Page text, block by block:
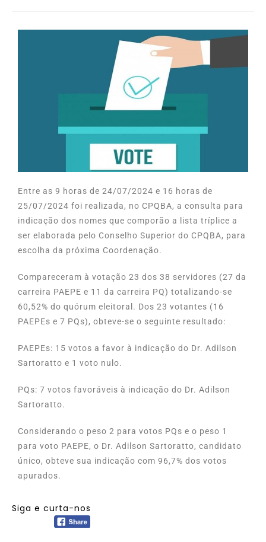
Entre as 9 horas de 24/07/2024 e 16 horas de
25/07/2024 foi realizada, no CPQBA, a consulta para
indicação dos nomes que comporão a lista tríplice a
ser elaborada pelo Conselho Superior do CPQBA, para
escolha da próxima Coordenação.
Compareceram à votação 23 dos 38 servidores (27 da
carreira PAEPE e 11 da carreira PQ) totalizando-se
60,52% do quórum eleitoral. Dos 23 votantes (16
PAEPEs e 7 PQs), obteve-se o seguinte resultado:
PAEPEs: 15 votos a favor à indicação do Dr. Adilson
Sartoratto e 1 voto nulo.
PQs: 7 votos favoráveis à indicação do Dr. Adilson
Sartoratto.
Considerando o peso 2 para votos PQs e o peso 1
para voto PAEPE, o Dr. Adilson Sartoratto, candidato
único, obteve sua indicação com 96,7% dos votos
apurados.
Siga e curta-nos